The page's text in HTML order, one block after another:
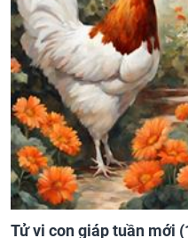
Tử vi con giáp tuần mới